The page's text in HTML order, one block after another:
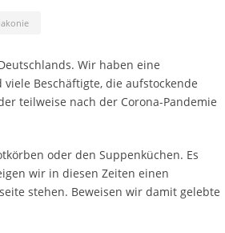
Wir haben eine
Beschäftigte, die aufstockende
teilweise nach der Corona-Pandemie
oder den Suppenküchen. Es
wir in diesen Zeiten einen
stehen. Beweisen wir damit gelebte